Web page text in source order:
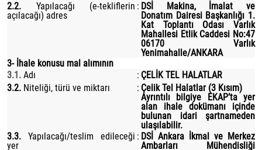
2.2. Yapılacağı (e-tekliflerin
açılacağı) adres
: DSİ Makina, İmalat ve
Donatım Dairesi Başkanlığı 1.
Kat Toplantı Odası Varlık
Mahallesi Etlik Caddesi No:47
06170 Varlık
Yenimahalle/ANKARA
3- İhale konusu mal alımının
3.1. Adı : ÇELİK TEL HALATLAR
3.2. Niteliği, türü ve miktarı : Çelik Tel Halatlar (3 Kısım)
Ayrıntılı bilgiye EKAP’ta yer
alan ihale dokümanı içinde
bulunan idari şartnameden
ulaşılabilir.
3.3. Yapılacağı/teslim edileceği
yer
: DSİ Ankara İkmal ve Merkez
Ambarları Mühendisliği